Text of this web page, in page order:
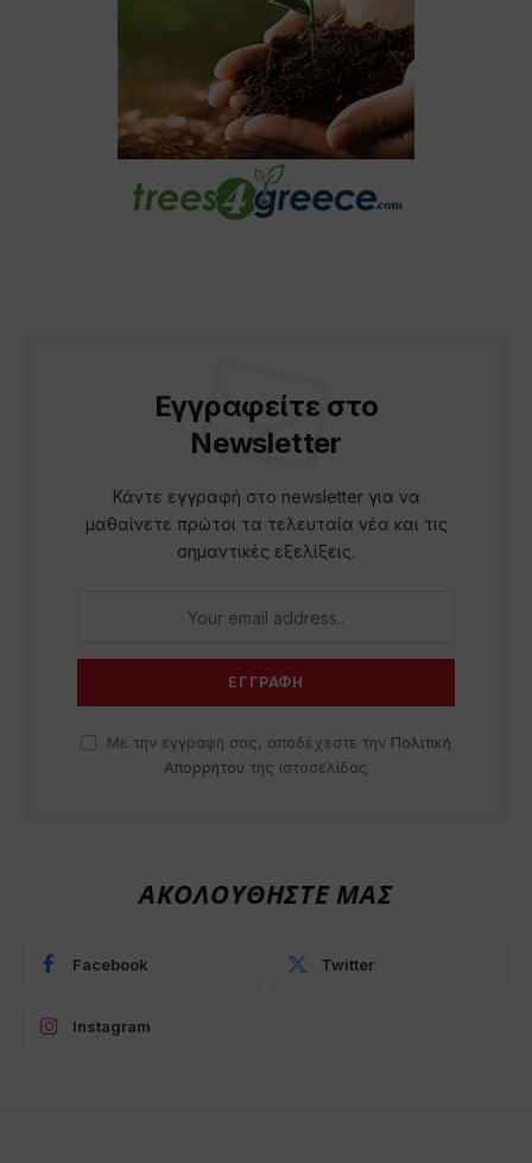
Εγγραφείτε στο
Newsletter
Κάντε εγγραφή στο newsletter για να
μαθαίνετε πρώτοι τα τελευταία νέα και τις
σημαντικές εξελίξεις.
Με την εγγραφή σας, αποδέχεστε την Πολιτική
Απορρήτου της ιστοσελίδας
ΑΚΟΛΟΥΘΗΣΤΕ ΜΑΣ
Facebook Twitter
Instagram